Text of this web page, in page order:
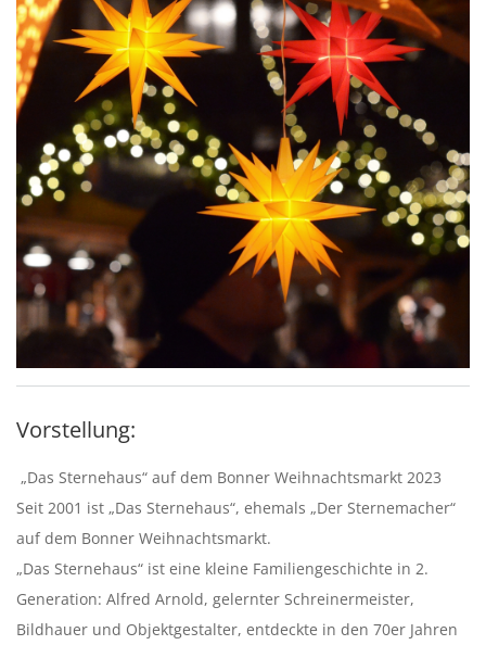
Vorstellung:
„Das Sternehaus“ auf dem Bonner Weihnachtsmarkt 2023
Seit 2001 ist „Das Sternehaus“, ehemals „Der Sternemacher“
auf dem Bonner Weihnachtsmarkt.
„Das Sternehaus“ ist eine kleine Familiengeschichte in 2.
Generation: Alfred Arnold, gelernter Schreinermeister,
Bildhauer und Objektgestalter, entdeckte in den 70er Jahren